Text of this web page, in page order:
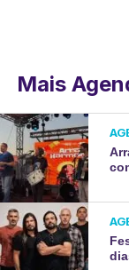
Mais